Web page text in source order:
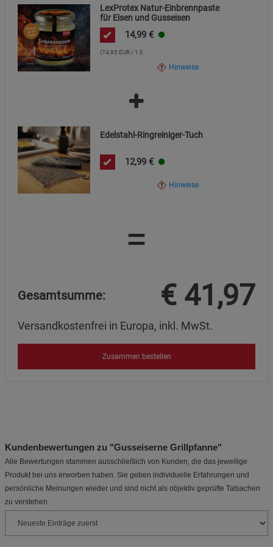
LexProtex Natur-Einbrennpaste
für Eisen und Gusseisen
14,99 €
(74,95 EUR / 1 l)
Hinweise
Edelstahl-Ringreiniger-Tuch
12,99 €
Hinweise
=
Gesamtsumme: € 41,97
Versandkostenfrei in Europa, inkl. MwSt.
Zusammen bestellen
Kundenbewertungen zu "Gusseiserne Grillpfanne"
Alle Bewertungen stammen ausschließlich von Kunden, die das jeweilige
Produkt bei uns erworben haben. Sie geben individuelle Erfahrungen und
persönliche Meinungen wieder und sind nicht als objektiv geprüfte Tatsachen
zu verstehen.